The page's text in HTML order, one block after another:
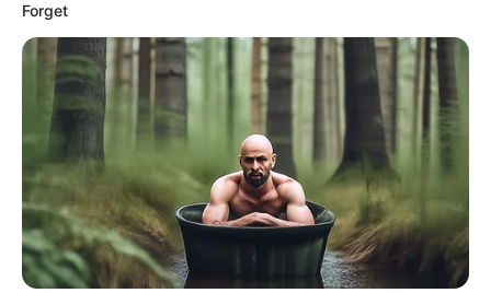
Forget